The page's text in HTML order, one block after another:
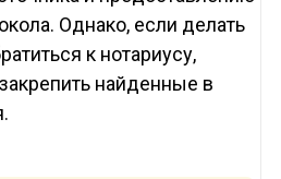
Однако, если делать
к нотариусу,
найденные в